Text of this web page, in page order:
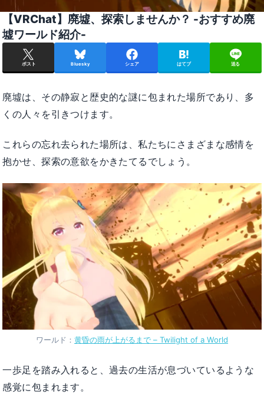
【VRChat】廃墟、探索しませんか？ -おすすめ廃
墟ワールド紹介-
ポスト Bluesky シェア はてブ 送る
廃墟は、その静寂と歴史的な謎に包まれた場所であり、多
くの人々を引きつけます。
これらの忘れ去られた場所は、私たちにさまざまな感情を
抱かせ、探索の意欲をかきたてるでしょう。
ワールド： 黄昏の雨が上がるまで – Twilight of a World
一歩足を踏み入れると、過去の生活が息づいているような
感覚に包まれます。